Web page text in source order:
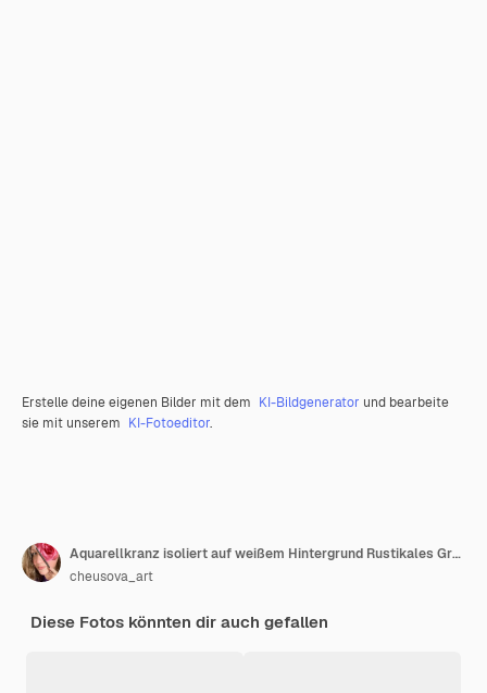
Erstelle deine eigenen Bilder mit dem KI-Bildgenerator und bearbeite
sie mit unserem KI-Fotoeditor.
Aquarellkranz isoliert auf weißem Hintergrund Rustikales Grün Pistazien- und Eukalyptuszweige
cheusova_art
Diese Fotos könnten dir auch gefallen